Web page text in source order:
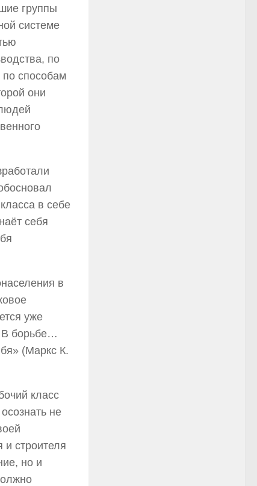
группы
системе
по
по способам
они
в себе
себя
в
уже
В борьбе…
(Маркс К.
класс
не
и строителя
но и